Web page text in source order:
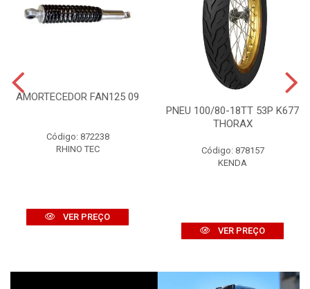
AMORTECEDOR FAN125 09
Código: 872238
RHINO TEC
VER PREÇO
PNEU 100/80-18TT 53P K677
THORAX
Código: 878157
KENDA
VER PREÇO